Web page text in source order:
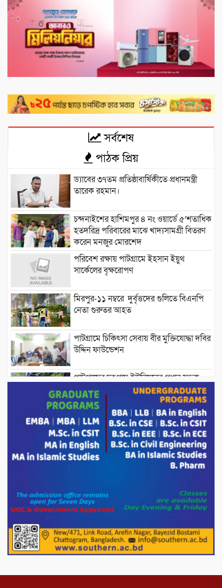
সর্বশেষ
পাঠক প্রিয়
ড্যাবের ৩৭তম প্রতিষ্ঠাবার্ষিকীতে প্রধানমন্ত্রী
তারেক রহমান।
চন্দনাইশের হাশিমপুর ৪ নং ওয়ার্ডে ৫’শতাধিক
হতদরিদ্র পরিবারের মাঝে খাদ্যসামগ্রী বিতরণ
করেন মনজুর মোরশেদ
পরিবেশ রক্ষায় পাটগ্রামে ইহসান ইয়ুথ
সার্কেলের বৃক্ষরোপণ
মিরপুর-১১ নম্বরে দুর্বৃত্তদের গুলিতে বিএনপি
নেতা গুরুতর আহত
পাটগ্রামে চিকিৎসা সেবায় বীর মুক্তিযোদ্ধা দবির
উদ্দিন ফাউন্ডেশন
পাটগ্রামের দহগ্রাম ইউনিয়নের প্রধান সড়ক
ভেঙ্গে যোগাযোগ বিছিন্ন
অস্ট্রেলিয়া একাদশের বিপক্ষে ব্যাটিং ধসের
দিনে মিরাজের অপরাজিত সেঞ্চুরি
মাগুরার বাড়িতে হামলার প্রতিক্রিয়ায় যা বললেন
দেশীয় পাঁচ প্রজাতির ছোট মাছে উদ্বেগজনক
মাত্রায় মাইক্রোপ্লাস্টিকের উপস্থিতি শনাক্ত ।
সরকারকে ব্যর্থ করতে দেশের বিরুদ্ধে একটি
দল চক্রান্ত চালিয়ে যাচ্ছে : রিজভী